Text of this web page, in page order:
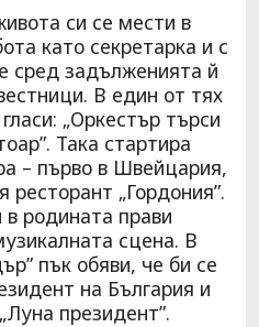
си се мести в
като секретарка и с
сред задълженията й
В един от тях
„Оркестър търси
Така стартира
– първо в Швейцария,
ресторант „Гордония”.
родината прави
сцена. В
пък обяви, че би се
на България и
президент”.